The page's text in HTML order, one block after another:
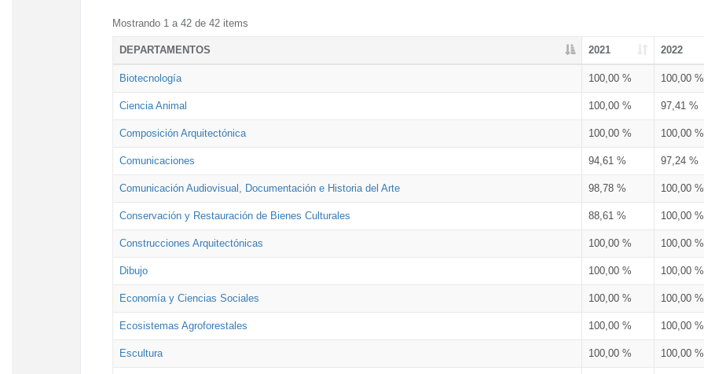
Mostrando 1 a 42 de 42 items
DEPARTAMENTOS 2021 2022
Biotecnología 100,00 % 100,00 %
Ciencia Animal 100,00 % 97,41 %
Composición Arquitectónica 100,00 % 100,00 %
Comunicaciones 94,61 % 97,24 %
Comunicación Audiovisual, Documentación e Historia del Arte 98,78 % 100,00 %
Conservación y Restauración de Bienes Culturales 88,61 % 100,00 %
Construcciones Arquitectónicas 100,00 % 100,00 %
Dibujo 100,00 % 100,00 %
Economía y Ciencias Sociales 100,00 % 100,00 %
Ecosistemas Agroforestales 100,00 % 100,00 %
Escultura 100,00 % 100,00 %